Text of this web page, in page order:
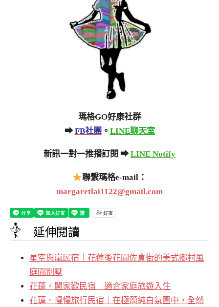
瑪格GO好康社群
➡FB社團 。 LINE聊天室
新訊一對一推播訂閱 ➡LINE Notify
聯繫瑪格e-mail：
margaretlai1122@gmail.com
延伸閱讀
星空與嵐民宿｜花蓮後花園佐倉街的美式鄉村風
庭園別墅
花蓮。闔家歡民宿｜適合家庭旅遊入住
花蓮。慢慢旅行民宿｜在極簡純白氛圍中，全然